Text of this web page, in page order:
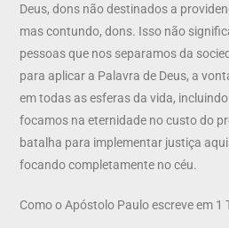
Deus, dons não destinados a
mas contundo, dons. Isso não
pessoas que nos separamos da
para aplicar a Palavra de Deus, a
em todas as esferas da vida,
focamos na eternidade no custo do
batalha para implementar justiça
focando completamente no céu.
Como o Apóstolo Paulo escreve em 1